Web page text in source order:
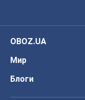
OBOZ.UA
Мир
Блоги